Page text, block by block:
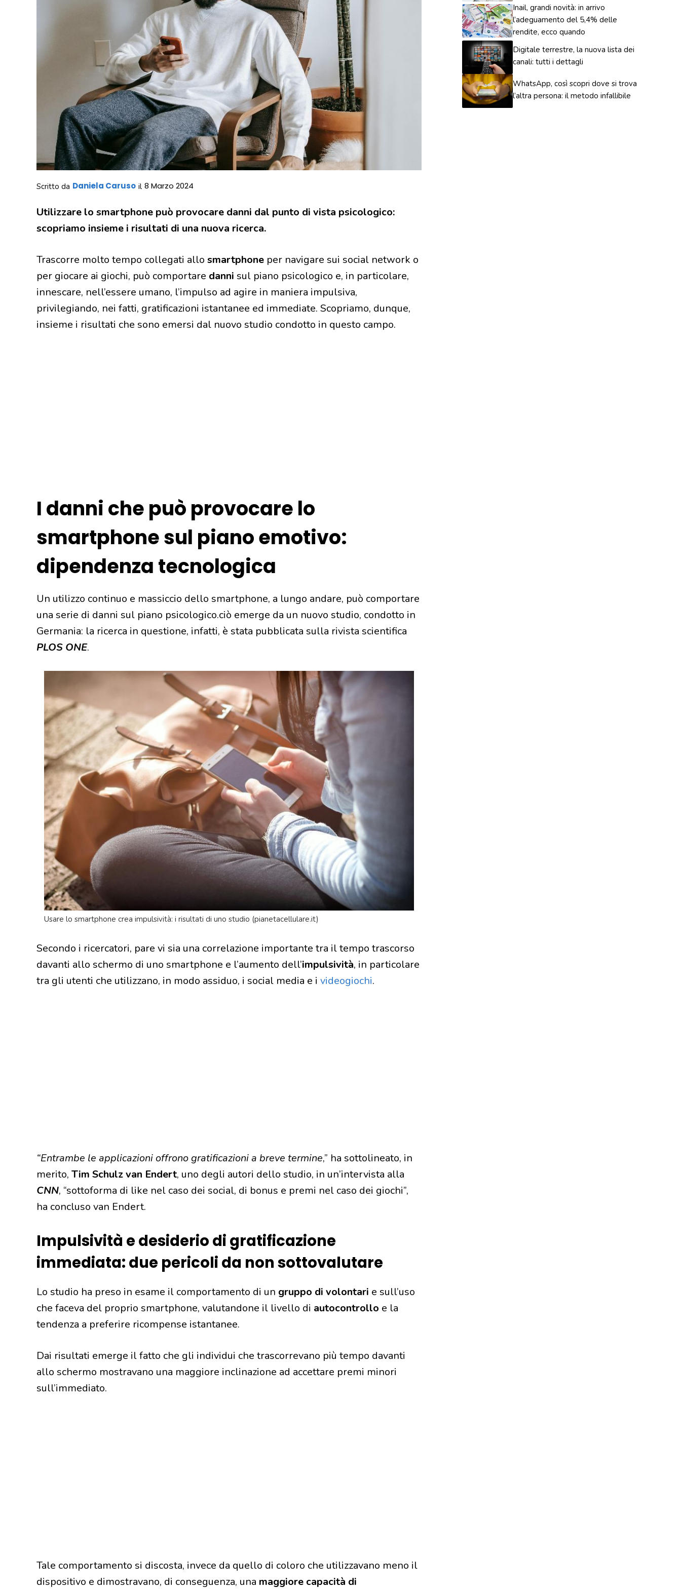
Scritto da Daniela Caruso il 8 Marzo 2024
Utilizzare lo smartphone può provocare danni dal punto di vista psicologico:
scopriamo insieme i risultati di una nuova ricerca.
Trascorre molto tempo collegati allo smartphone per navigare sui social network o
per giocare ai giochi, può comportare danni sul piano psicologico e, in particolare,
innescare, nell’essere umano, l’impulso ad agire in maniera impulsiva,
privilegiando, nei fatti, gratificazioni istantanee ed immediate. Scopriamo, dunque,
insieme i risultati che sono emersi dal nuovo studio condotto in questo campo.
I danni che può provocare lo
smartphone sul piano emotivo:
dipendenza tecnologica
Un utilizzo continuo e massiccio dello smartphone, a lungo andare, può comportare
una serie di danni sul piano psicologico.ciò emerge da un nuovo studio, condotto in
Germania: la ricerca in questione, infatti, è stata pubblicata sulla rivista scientifica
PLOS ONE.
Usare lo smartphone crea impulsività: i risultati di uno studio (pianetacellulare.it)
Secondo i ricercatori, pare vi sia una correlazione importante tra il tempo trascorso
davanti allo schermo di uno smartphone e l’aumento dell’impulsività, in particolare
tra gli utenti che utilizzano, in modo assiduo, i social media e i videogiochi.
“Entrambe le applicazioni offrono gratificazioni a breve termine,” ha sottolineato, in
merito, Tim Schulz van Endert, uno degli autori dello studio, in un’intervista alla
CNN, “sottoforma di like nel caso dei social, di bonus e premi nel caso dei giochi”,
ha concluso van Endert.
Impulsività e desiderio di gratificazione
immediata: due pericoli da non sottovalutare
Lo studio ha preso in esame il comportamento di un gruppo di volontari e sull’uso
che faceva del proprio smartphone, valutandone il livello di autocontrollo e la
tendenza a preferire ricompense istantanee.
Dai risultati emerge il fatto che gli individui che trascorrevano più tempo davanti
allo schermo mostravano una maggiore inclinazione ad accettare premi minori
sull’immediato.
Tale comportamento si discosta, invece da quello di coloro che utilizzavano meno il
dispositivo e dimostravano, di conseguenza, una maggiore capacità di
Inail, grandi novità: in arrivo
l’adeguamento del 5,4% delle
rendite, ecco quando
Digitale terrestre, la nuova lista dei
canali: tutti i dettagli
WhatsApp, così scopri dove si trova
l’altra persona: il metodo infallibile